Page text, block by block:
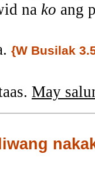
na ko ang
{W Busilak
May